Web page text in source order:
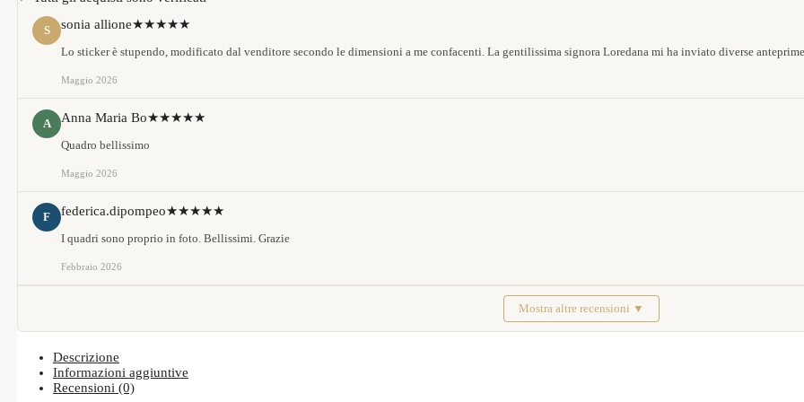
S sonia allione★★★★★
Lo sticker è stupendo, modificato dal venditore secondo le dimensioni a me confacenti. La gentilissima signora Loredana mi ha inviato diverse
Maggio 2026
A Anna Maria Bo★★★★★
Quadro bellissimo
Maggio 2026
F federica.dipompeo★★★★★
I quadri sono proprio in foto. Bellissimi. Grazie
Febbraio 2026
Mostra altre recensioni ▼
Descrizione
Informazioni aggiuntive
Recensioni (0)